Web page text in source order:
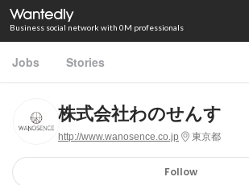
Business social network with 0M professionals
Jobs Stories
株式会社わのせんす
http://www.wanosence.co.jp 東京都
Follow